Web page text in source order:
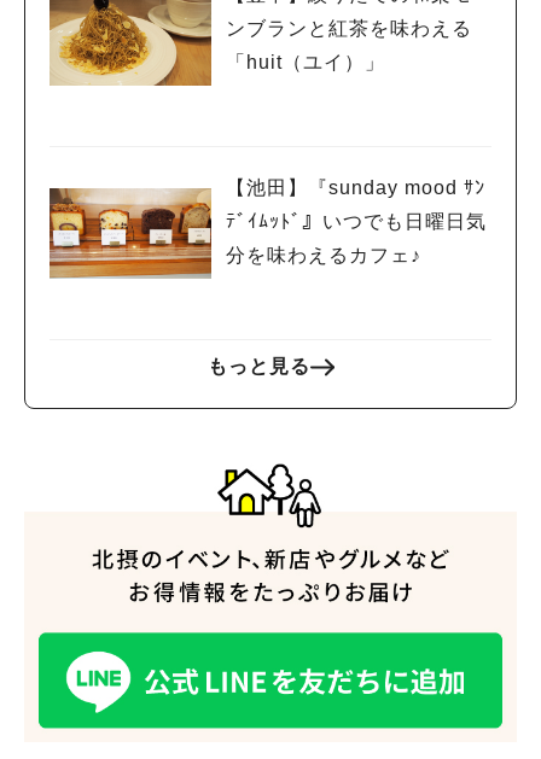
ンブランと紅茶を味わえる
「huit（ユイ）」
【池田】『sunday mood ｻﾝ
ﾃﾞｲﾑｯﾄﾞ』いつでも日曜日気
分を味わえるカフェ♪
もっと見る